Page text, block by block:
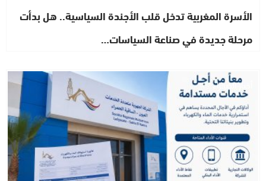
الأسرة المغربية تدخل قلب الأجندة السياسية.. هل بدأت
مرحلة جديدة في صناعة السياسات…
أخبار الصحراء